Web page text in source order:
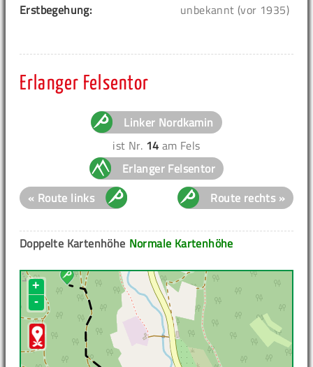
Erstbegehung: unbekannt (vor 1935)
Erlanger Felsentor
Linker Nordkamin
ist Nr. 14 am Fels
Erlanger Felsentor
« Route links
Route rechts »
Normale Kartenhöhe
Doppelte Kartenhöhe
+
-